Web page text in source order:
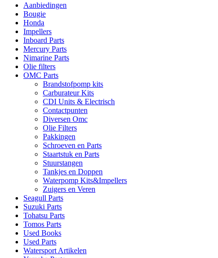
Aanbiedingen
Bougie
Honda
Impellers
Inboard Parts
Mercury Parts
Nimarine Parts
Olie filters
OMC Parts
Brandstofpomp kits
Carburateur Kits
CDI Units & Electrisch
Contactpunten
Diversen Omc
Olie Filters
Pakkingen
Schroeven en Parts
Staartstuk en Parts
Stuurstangen
Tankjes en Doppen
Waterpomp Kits&Impellers
Zuigers en Veren
Seagull Parts
Suzuki Parts
Tohatsu Parts
Tomos Parts
Used Books
Used Parts
Watersport Artikelen